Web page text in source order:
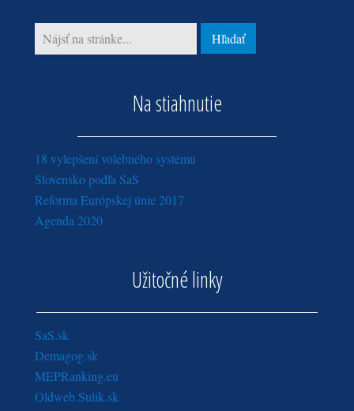
Na stiahnutie
18 vylepšení volebného systému
Slovensko podľa SaS
Reforma Európskej únie 2017
Agenda 2020
Užitočné linky
SaS.sk
Demagog.sk
MEPRanking.eu
Oldweb.Sulik.sk